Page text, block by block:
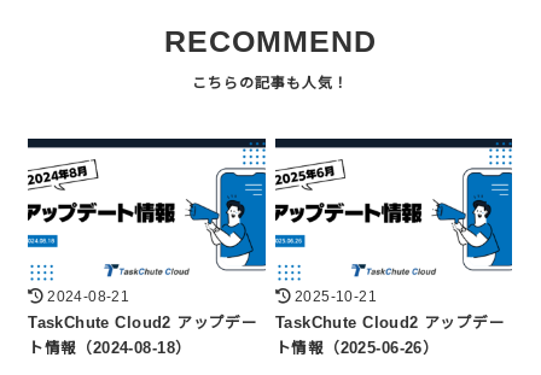
RECOMMEND
2024-08-21
TaskChute Cloud2 アップデー
ト情報（2024-08-18）
2025-10-21
TaskChute Cloud2 アップデー
ト情報（2025-06-26）